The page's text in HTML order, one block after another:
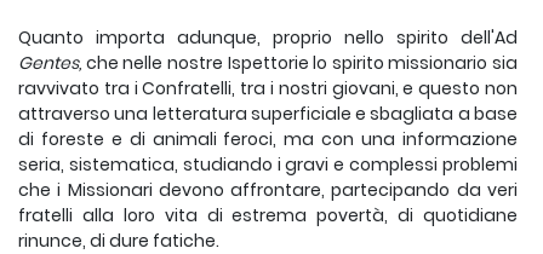
Quanto importa adunque, proprio nello spirito dell'Ad
Gentes, che nelle nostre Ispettorie lo spirito missionario sia
ravvivato tra i Confra­telli, tra i nostri giovani, e questo non
attraverso una letteratura super­ficiale e sbagliata a base
di foreste e di animali feroci, ma con una informazione
seria, sistematica, studiando i gravi e complessi proble­mi
che i Missionari devono affrontare, partecipando da veri
fratelli al­la loro vita di estrema povertà, di quotidiane
rinunce, di dure fatiche.